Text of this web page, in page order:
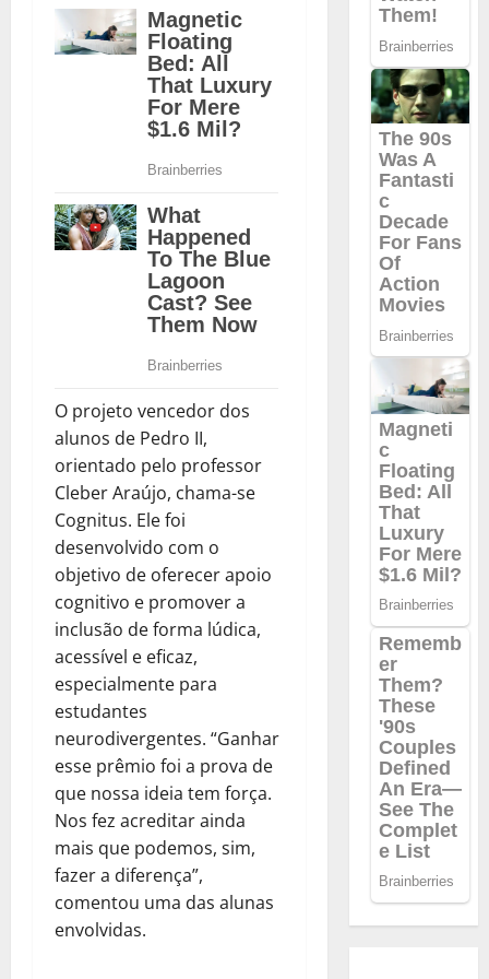
O projeto vencedor dos
alunos de Pedro II,
orientado pelo professor
Cleber Araújo, chama-se
Cognitus. Ele foi
desenvolvido com o
objetivo de oferecer apoio
cognitivo e promover a
inclusão de forma lúdica,
acessível e eficaz,
especialmente para
estudantes
neurodivergentes. “Ganhar
esse prêmio foi a prova de
que nossa ideia tem força.
Nos fez acreditar ainda
mais que podemos, sim,
fazer a diferença”,
comentou uma das alunas
envolvidas.